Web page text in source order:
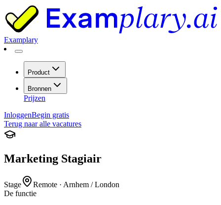
Examplary
Product
Bronnen
Prijzen
InloggenBegin gratis
Terug naar alle vacatures
Marketing Stagiair
Stage
Remote · Arnhem / London
De functie